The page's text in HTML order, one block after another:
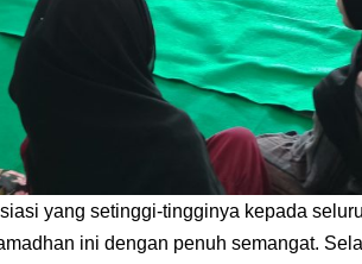
yang setinggi-tingginya kepada
ini dengan penuh semangat.